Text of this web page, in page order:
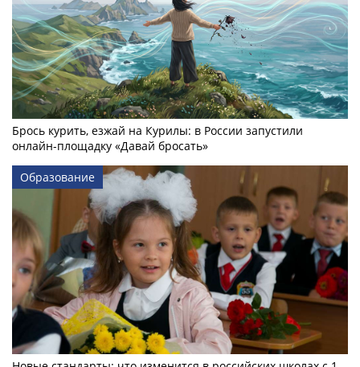
Брось курить, езжай на Курилы: в России запустили
онлайн-­площадку «Давай бросать»
Образование